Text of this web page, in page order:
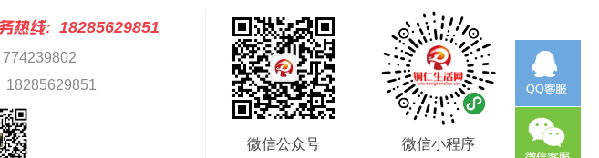
18285629851
774239802
18285629851
微信公众号 微信小程序